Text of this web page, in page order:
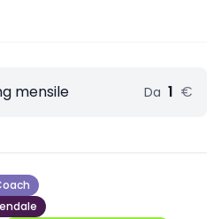
mensile Da 1 €